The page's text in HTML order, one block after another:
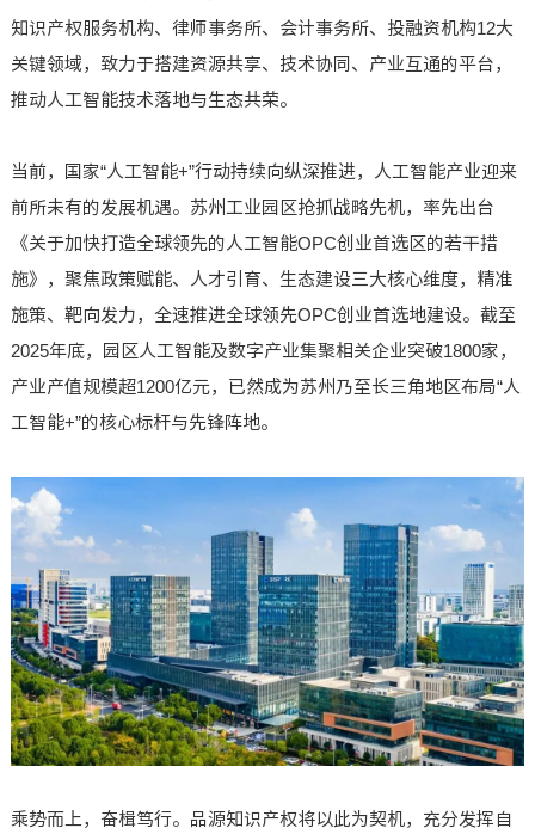
知识产权服务机构、律师事务所、会计事务所、投融资机构12大
关键领域，致力于搭建资源共享、技术协同、产业互通的平台，
推动人工智能技术落地与生态共荣。
当前，国家“人工智能+”行动持续向纵深推进，人工智能产业迎来
前所未有的发展机遇。苏州工业园区抢抓战略先机，率先出台
《关于加快打造全球领先的人工智能OPC创业首选区的若干措
施》，聚焦政策赋能、人才引育、生态建设三大核心维度，精准
施策、靶向发力，全速推进全球领先OPC创业首选地建设。截至
2025年底，园区人工智能及数字产业集聚相关企业突破1800家，
产业产值规模超1200亿元，已然成为苏州乃至长三角地区布局“人
工智能+”的核心标杆与先锋阵地。
乘势而上，奋楫笃行。品源知识产权将以此为契机，充分发挥自